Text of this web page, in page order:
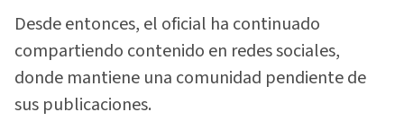
Desde entonces, el oficial ha continuado
compartiendo contenido en redes sociales,
donde mantiene una comunidad pendiente de
sus publicaciones.